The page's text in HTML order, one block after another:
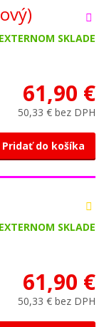
SKLADE
61,90 €
50,33 € bez DPH
Pridať do košíka
SKLADE
61,90 €
50,33 € bez DPH